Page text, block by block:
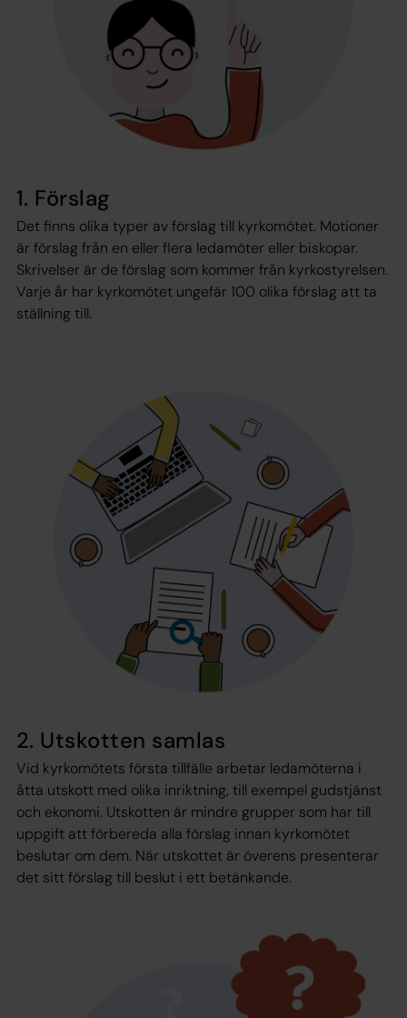
1. Förslag
Det finns olika typer av förslag till kyrkomötet. Motioner
är förslag från en eller flera ledamöter eller biskopar.
Skrivelser är de förslag som kommer från kyrkostyrelsen.
Varje år har kyrkomötet ungefär 100 olika förslag att ta
ställning till.
2. Utskotten samlas
Vid kyrkomötets första tillfälle arbetar ledamöterna i
åtta utskott med olika inriktning, till exempel gudstjänst
och ekonomi. Utskotten är mindre grupper som har till
uppgift att förbereda alla förslag innan kyrkomötet
beslutar om dem. När utskottet är överens presenterar
det sitt förslag till beslut i ett betänkande.